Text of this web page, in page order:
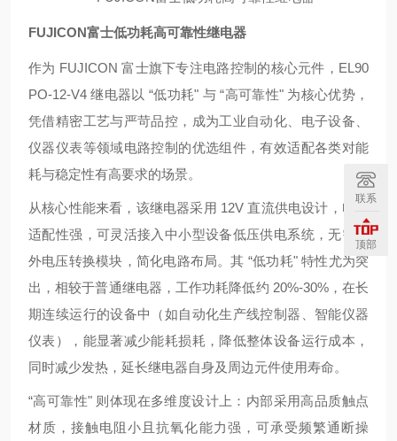
FUJICON富士低功耗高可靠性继电器
作为 FUJICON 富士旗下专注电路控制的核心元件，EL90
PO-12-V4 继电器以 “低功耗" 与 “高可靠性" 为核心优势，
凭借精密工艺与严苛品控，成为工业自动化、电子设备、
仪器仪表等领域电路控制的优选组件，有效适配各类对能
耗与稳定性有高要求的场景。
从核心性能来看，该继电器采用 12V 直流供电设计，电压
适配性强，可灵活接入中小型设备低压供电系统，无需额
外电压转换模块，简化电路布局。其 “低功耗" 特性尤为突
出，相较于普通继电器，工作功耗降低约 20%-30%，在长
期连续运行的设备中（如自动化生产线控制器、智能仪器
仪表），能显著减少能耗损耗，降低整体设备运行成本，
同时减少发热，延长继电器自身及周边元件使用寿命。
“高可靠性" 则体现在多维度设计上：内部采用高品质触点
材质，接触电阻小且抗氧化能力强，可承受频繁通断操
联系
顶部